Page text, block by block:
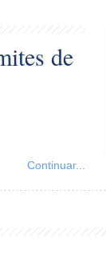
de
Continuar...